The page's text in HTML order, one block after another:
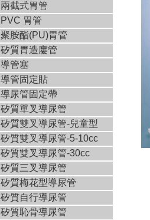
兩截式胃管
PVC 胃管
聚胺酯(PU)胃管
矽質胃造廔管
導管塞
導管固定貼
導尿管固定帶
矽質單叉導尿管
矽質雙叉導尿管-兒童型
矽質雙叉導尿管-5-10cc
矽質雙叉導尿管-30cc
矽質三叉導尿管
矽質梅花型導尿管
矽質自行導尿管
矽質恥骨導尿管